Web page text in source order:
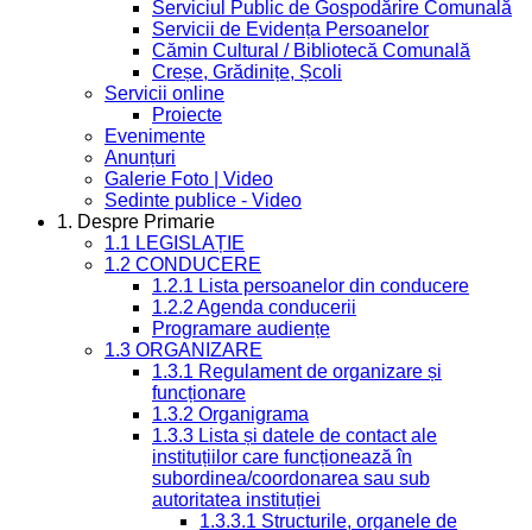
Serviciul Public de Gospodărire Comunală
Servicii de Evidența Persoanelor
Cămin Cultural / Bibliotecă Comunală
Creșe, Grădinițe, Școli
Servicii online
Proiecte
Evenimente
Anunțuri
Galerie Foto | Video
Sedinte publice - Video
1. Despre Primarie
1.1 LEGISLAȚIE
1.2 CONDUCERE
1.2.1 Lista persoanelor din conducere
1.2.2 Agenda conducerii
Programare audiențe
1.3 ORGANIZARE
1.3.1 Regulament de organizare și
funcționare
1.3.2 Organigrama
1.3.3 Lista și datele de contact ale
instituțiilor care funcționează în
subordinea/coordonarea sau sub
autoritatea instituției
1.3.3.1 Structurile, organele de